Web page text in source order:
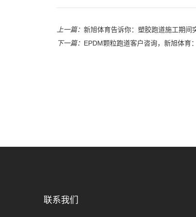
上一篇： 新旭体育告诉你：塑胶跑道施工期间
下一篇： EPDM颗粒跑道客户咨询，新旭体育
联系我们